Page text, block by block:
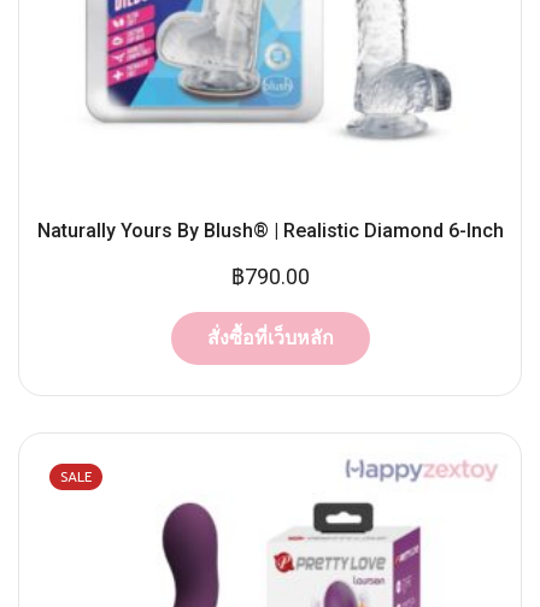
Naturally Yours By Blush® | Realistic Diamond 6-Inch
฿790.00
สั่งซื้อที่เว็บหลัก
SALE